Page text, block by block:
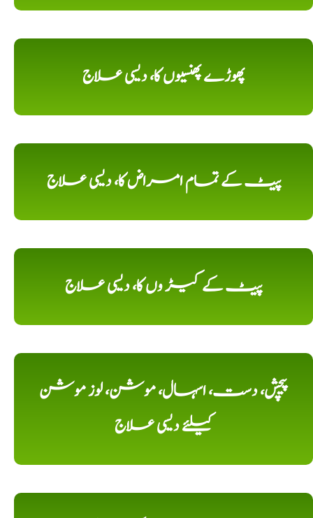
پھوڑے پھنسیوں کا، دیسی علاج
پیٹ کے تمام امراض کا، دیسی علاج
پیٹ کے کیڑ وں کا، دیسی علاج
پیچش، دست، اسہال، موشن، لوز موشن
کیلئے دیسی علاج